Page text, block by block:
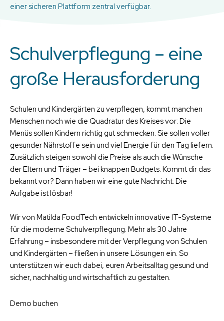
einer sicheren Plattform zentral verfügbar.
Schulverpflegung – eine
große Herausforderung
Schulen und Kindergärten zu verpflegen, kommt manchen
Menschen noch wie die Quadratur des Kreises vor: Die
Menüs sollen Kindern richtig gut schmecken. Sie sollen voller
gesunder Nährstoffe sein und viel Energie für den Tag liefern.
Zusätzlich steigen sowohl die Preise als auch die Wünsche
der Eltern und Träger – bei knappen Budgets. Kommt dir das
bekannt vor? Dann haben wir eine gute Nachricht: Die
Aufgabe ist lösbar!
Wir von Matilda FoodTech entwickeln innovative IT-Systeme
für die moderne Schulverpflegung. Mehr als 30 Jahre
Erfahrung – insbesondere mit der Verpflegung von Schulen
und Kindergärten – fließen in unsere Lösungen ein. So
unterstützen wir euch dabei, euren Arbeitsalltag gesund und
sicher, nachhaltig und wirtschaftlich zu gestalten.
Demo buchen